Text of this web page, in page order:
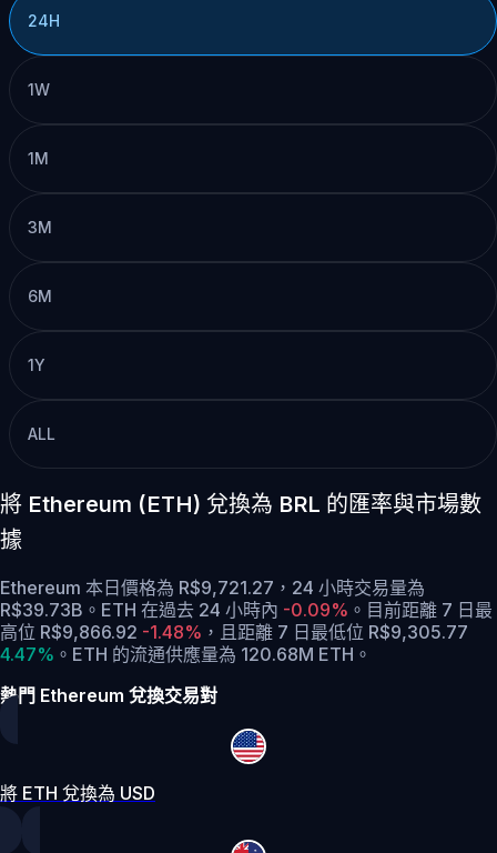
24H
1W
1M
3M
6M
1Y
ALL
將 Ethereum (ETH) 兌換為 BRL 的匯率與市場數
據
Ethereum 本日價格為 R$9,721.27，24 小時交易量為
R$39.73B。ETH 在過去 24 小時內 -0.09% 。 目前距離 7 日最
高位 R$9,866.92 -1.48% ， 且距離 7 日最低位 R$9,305.77
4.47% 。 ETH 的流通供應量為 120.68M ETH。
熱門 Ethereum 兌換交易對
將 ETH 兌換為 USD